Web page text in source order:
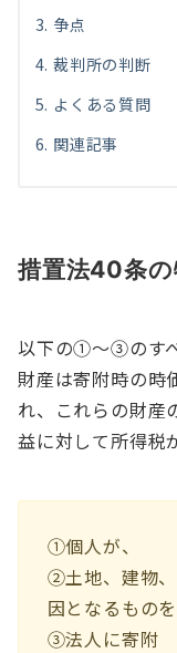
争点
裁判所の判断
よくある質問
関連記事
措置法40条
以下の①～③のす
財産は寄附時の時
れ、これらの財産
益に対して所得税
①個人が、
②土地、建物
因となるもの
③法人に寄附